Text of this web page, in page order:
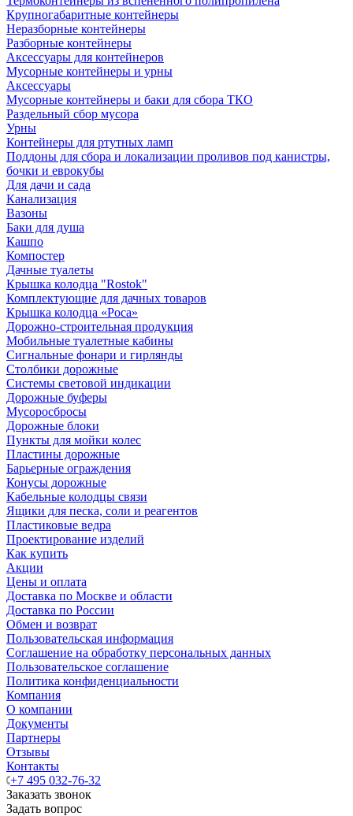
Крупногабаритные контейнеры
Неразборные контейнеры
Разборные контейнеры
Аксессуары для контейнеров
Мусорные контейнеры и урны
Аксессуары
Мусорные контейнеры и баки для сбора ТКО
Раздельный сбор мусора
Урны
Контейнеры для ртутных ламп
Поддоны для сбора и локализации проливов под канистры,
бочки и еврокубы
Для дачи и сада
Канализация
Вазоны
Баки для душа
Кашпо
Компостер
Дачные туалеты
Крышка колодца "Rostok"
Комплектующие для дачных товаров
Крышка колодца «Роса»
Дорожно-строительная продукция
Мобильные туалетные кабины
Сигнальные фонари и гирлянды
Столбики дорожные
Системы световой индикации
Дорожные буферы
Мусоросбросы
Дорожные блоки
Пункты для мойки колес
Пластины дорожные
Барьерные ограждения
Конусы дорожные
Кабельные колодцы связи
Ящики для песка, соли и реагентов
Пластиковые ведра
Проектирование изделий
Как купить
Акции
Цены и оплата
Доставка по Москве и области
Доставка по России
Обмен и возврат
Пользовательская информация
Соглашение на обработку персональных данных
Пользовательское соглашение
Политика конфиденциальности
Компания
О компании
Документы
Партнеры
Отзывы
Контакты
+7 495 032-76-32
Заказать звонок
Задать вопрос